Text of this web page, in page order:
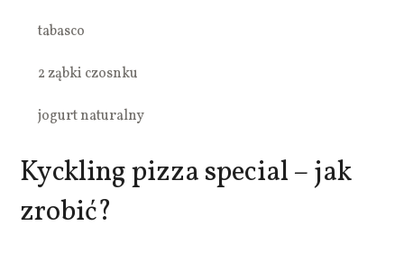
tabasco
2 ząbki czosnku
jogurt naturalny
Kyckling pizza special – jak
zrobić?